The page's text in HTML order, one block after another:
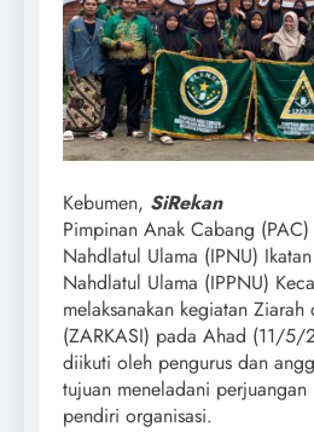
Kebumen, SiRekan
Pimpinan Anak Cabang
Nahdlatul Ulama (IPNU)
Nahdlatul Ulama (IPPNU)
melaksanakan kegiatan Ziarah
(ZARKASI) pada Ahad (11/
diikuti oleh pengurus dan
tujuan meneladani
pendiri organisasi.